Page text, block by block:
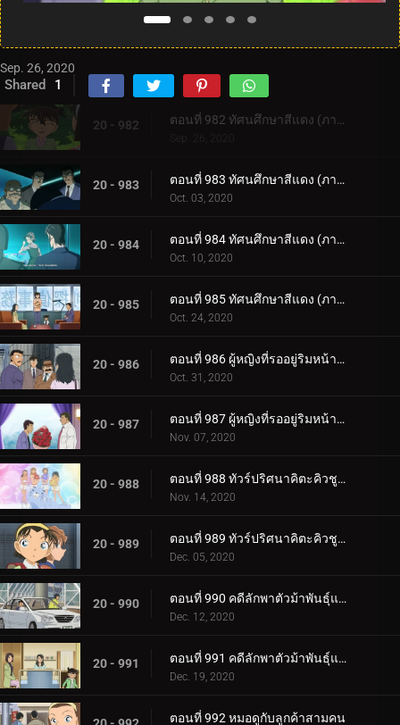
Sep. 26, 2020
Shared 1
20 - 982 ตอนที่ 982 ทัศนศึกษาสีแดง (ภาคสีแดงก่ำ) (ตอนแรก)
Sep. 26, 2020
20 - 983 ตอนที่ 983 ทัศนศึกษาสีแดง (ภาคสีแดงก่ำ) (ตอนจบ)
Oct. 03, 2020
20 - 984 ตอนที่ 984 ทัศนศึกษาสีแดง (ภาครักสีแดง) (ตอนแรก)
Oct. 10, 2020
20 - 985 ตอนที่ 985 ทัศนศึกษาสีแดง (ภาครักสีแดง) (ตอนจบ)
Oct. 24, 2020
20 - 986 ตอนที่ 986 ผู้หญิงที่รออยู่ริมหน้าต่าง (ตอนแรก)
Oct. 31, 2020
20 - 987 ตอนที่ 987 ผู้หญิงที่รออยู่ริมหน้าต่าง (ตอนจบ)
Nov. 07, 2020
20 - 988 ตอนที่ 988 ทัวร์ปริศนาคิตะคิวชู (ภาคโคคุระ)
Nov. 14, 2020
20 - 989 ตอนที่ 989 ทัวร์ปริศนาคิตะคิวชู (ภาคโมจิ)
Dec. 05, 2020
20 - 990 ตอนที่ 990 คดีลักพาตัวม้าพันธุ์แท้ (ตอนแรก)
Dec. 12, 2020
20 - 991 ตอนที่ 991 คดีลักพาตัวม้าพันธุ์แท้ (ตอนจบ)
Dec. 19, 2020
ตอนที่ 992 หมอดูกับลูกค้าสามคน